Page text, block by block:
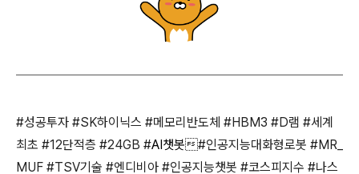
#성공투자 #SK하이닉스 #메모리반도체 #HBM3 #D램 #세계
최초 #12단적층 #24GB #AI챗봇 #인공지능대화형로봇 #MR_
MUF #TSV기술 #엔디비아 #인공지능챗봇 #코스피지수 #나스